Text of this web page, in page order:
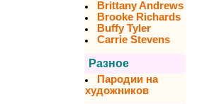
Brittany Andrews
Brooke Richards
Buffy Tyler
Carrie Stevens
Разное
Пародии на
художников